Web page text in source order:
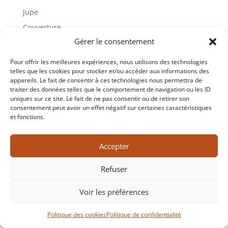
Gérer le consentement
Pour offrir les meilleures expériences, nous utilisons des technologies
telles que les cookies pour stocker et/ou accéder aux informations des
appareils. Le fait de consentir à ces technologies nous permettra de
traiter des données telles que le comportement de navigation ou les ID
uniques sur ce site. Le fait de ne pas consentir ou de retirer son
consentement peut avoir un effet négatif sur certaines caractéristiques
et fonctions.
Accepter
Refuser
Voir les préférences
Politique des cookiesPolitique de confidentialité
Jupe
Couverture
Recent Comments
Aucun commentaire à afficher.
t 2026 Musée des Cultures Guyanaises – tout droit
réservé – Réalisation